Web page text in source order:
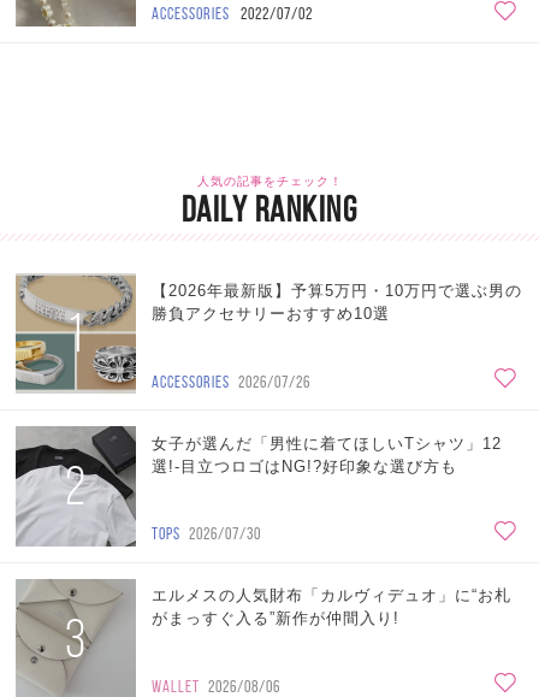
ACCESSORIES 2022/07/02
人気の記事をチェック！
DAILY RANKING
1
【2026年最新版】予算5万円・10万円で選ぶ男の
勝負アクセサリーおすすめ10選
ACCESSORIES 2026/07/26
2
女子が選んだ「男性に着てほしいTシャツ」12
選!-目立つロゴはNG!?好印象な選び方も
TOPS 2026/07/30
3
エルメスの人気財布「カルヴィデュオ」に“お札
がまっすぐ入る”新作が仲間入り!
WALLET 2026/08/06